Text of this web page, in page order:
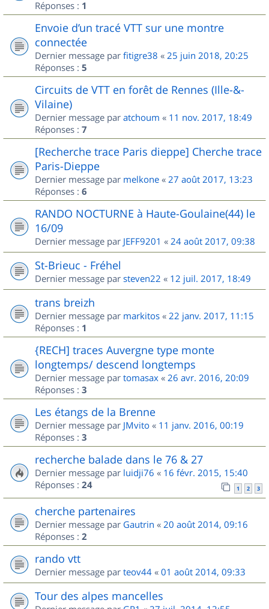
Réponses : 1
Envoie d’un tracé VTT sur une montre
connectée
Dernier message par fitigre38 « 25 juin 2018, 20:25
Réponses : 5
Circuits de VTT en forêt de Rennes (Ille-&-
Vilaine)
Dernier message par atchoum « 11 nov. 2017, 18:49
Réponses : 7
[Recherche trace Paris dieppe] Cherche trace
Paris-Dieppe
Dernier message par melkone « 27 août 2017, 13:23
Réponses : 6
RANDO NOCTURNE à Haute-Goulaine(44) le
16/09
Dernier message par JEFF9201 « 24 août 2017, 09:38
St-Brieuc - Fréhel
Dernier message par steven22 « 12 juil. 2017, 18:49
trans breizh
Dernier message par markitos « 22 janv. 2017, 11:15
Réponses : 1
{RECH] traces Auvergne type monte
longtemps/ descend longtemps
Dernier message par tomasax « 26 avr. 2016, 20:09
Réponses : 3
Les étangs de la Brenne
Dernier message par JMvito « 11 janv. 2016, 00:19
Réponses : 3
recherche balade dans le 76 & 27
Dernier message par luidji76 « 16 févr. 2015, 15:40
Réponses : 24 1 2 3
cherche partenaires
Dernier message par Gautrin « 20 août 2014, 09:16
Réponses : 2
rando vtt
Dernier message par teov44 « 01 août 2014, 09:33
Tour des alpes mancelles